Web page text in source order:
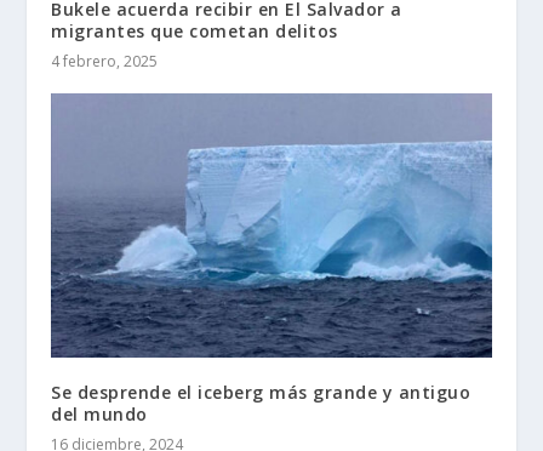
Bukele acuerda recibir en El Salvador a
migrantes que cometan delitos
4 febrero, 2025
Se desprende el iceberg más grande y antiguo
del mundo
16 diciembre, 2024